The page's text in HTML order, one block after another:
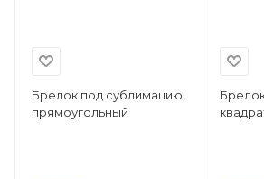
Брелок под сублимацию,
прямоугольный